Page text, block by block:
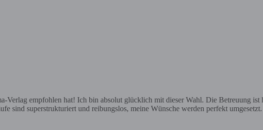
empfohlen hat! Ich bin absolut glücklich mit dieser Wahl. Die Betreuung ist
sind superstrukturiert und reibungslos, meine Wünsche werden perfekt